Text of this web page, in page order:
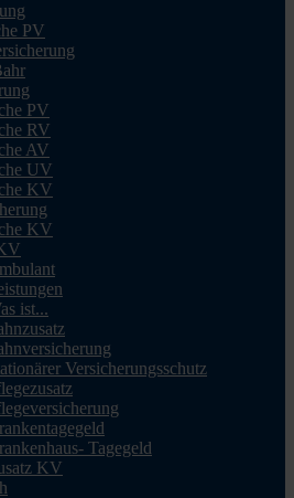
PV
PV
RV
AV
UV
KV
KV
ist...
Versicherungsschutz
Tagegeld
KV